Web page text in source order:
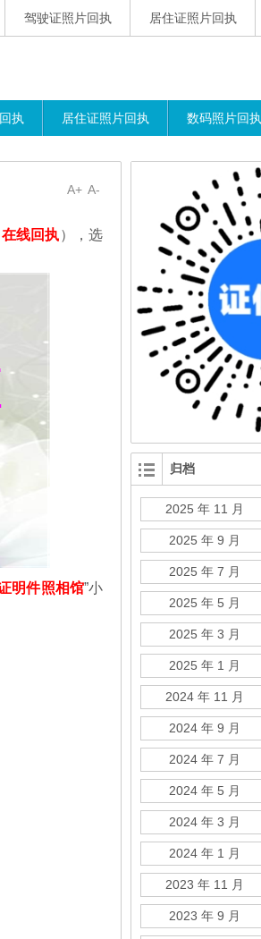
驾驶证照片回执 居住证照片回执
执 居住证照片回执 数码照片回执
A-
A+
在线回执），选
明件照相馆”小
归档
2025 年 11 月
2025 年 9 月
2025 年 7 月
2025 年 5 月
2025 年 3 月
2025 年 1 月
2024 年 11 月
2024 年 9 月
2024 年 7 月
2024 年 5 月
2024 年 3 月
2024 年 1 月
2023 年 11 月
2023 年 9 月